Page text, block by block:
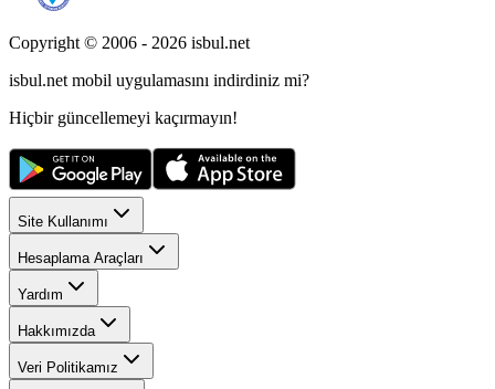
Copyright © 2006 - 2026 isbul.net
isbul.net mobil uygulamasını indirdiniz mi?
Hiçbir güncellemeyi kaçırmayın!
Site Kullanımı
Hesaplama Araçları
Yardım
Hakkımızda
Veri Politikamız